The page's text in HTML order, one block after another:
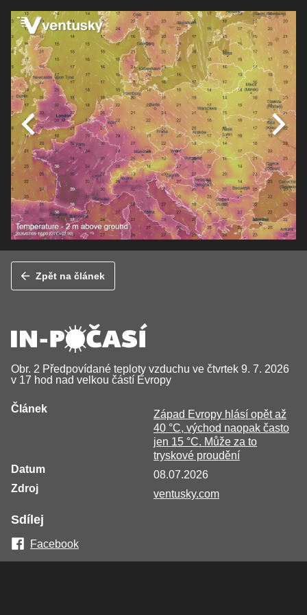
Zpět na článek
Obr. 2 Předpovídané teploty vzduchu ve čtvrtek 9. 7. 2026
v 17 hod nad velkou částí Evropy
Článek
Západ Evropy hlásí opět až
40 °C, východ naopak často
jen 15 °C. Může za to
tryskové proudění
Datum
08.07.2026
Zdroj
ventusky.com
Sdílej
Facebook